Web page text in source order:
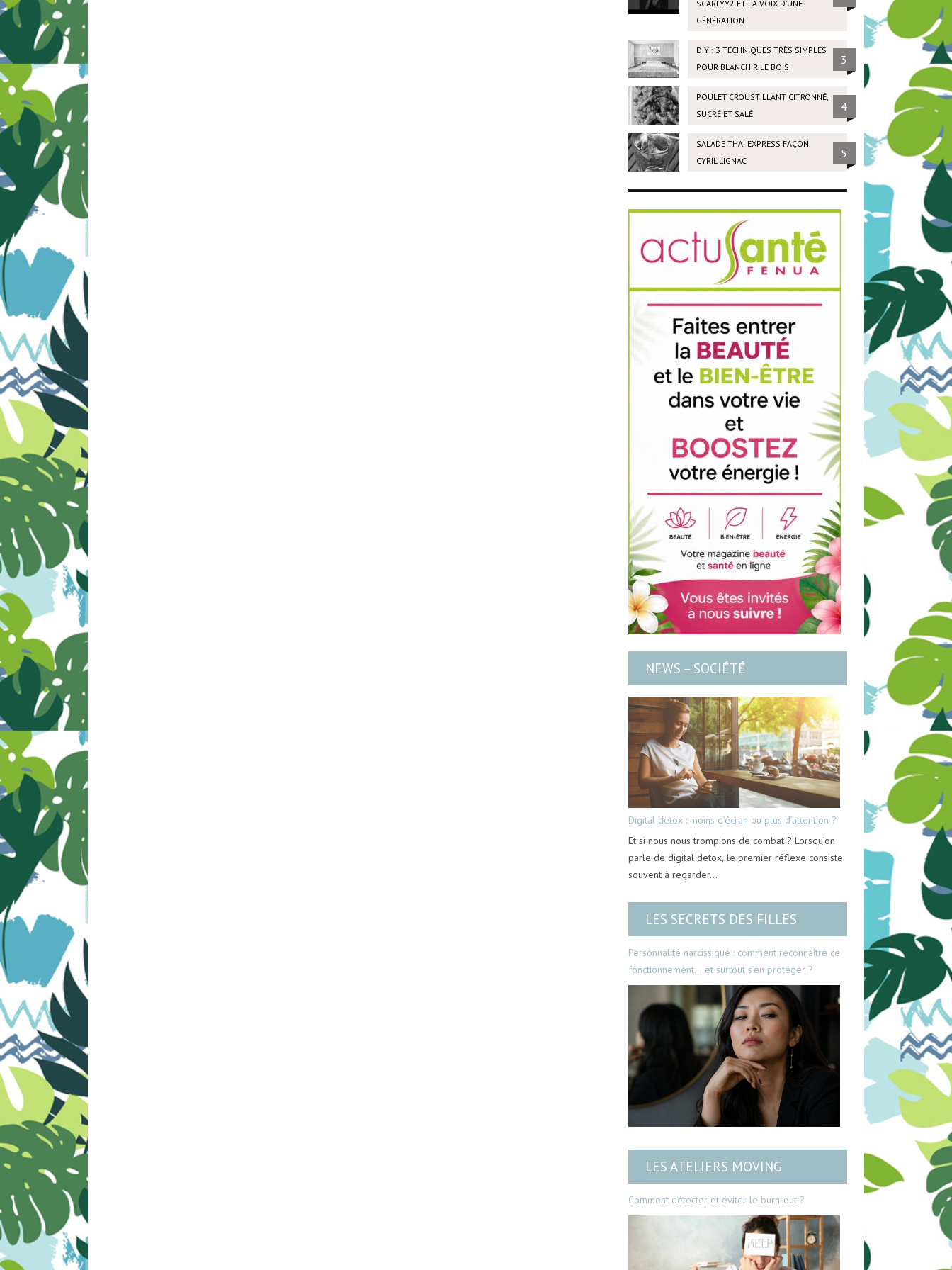
SCARLYY2 ET LA VOIX D’UNE
GÉNÉRATION
DIY : 3 TECHNIQUES TRÈS SIMPLES
POUR BLANCHIR LE BOIS
3
POULET CROUSTILLANT CITRONNÉ,
SUCRÉ ET SALÉ
4
SALADE THAÏ EXPRESS FAÇON
CYRIL LIGNAC
5
NEWS – SOCIÉTÉ
Digital detox : moins d’écran ou plus d’attention ?
Et si nous nous trompions de combat ? Lorsqu’on
parle de digital detox, le premier réflexe consiste
souvent à regarder…
LES SECRETS DES FILLES
Personnalité narcissique : comment reconnaître ce
fonctionnement… et surtout s’en protéger ?
LES ATELIERS MOVING
Comment détecter et éviter le burn-out ?